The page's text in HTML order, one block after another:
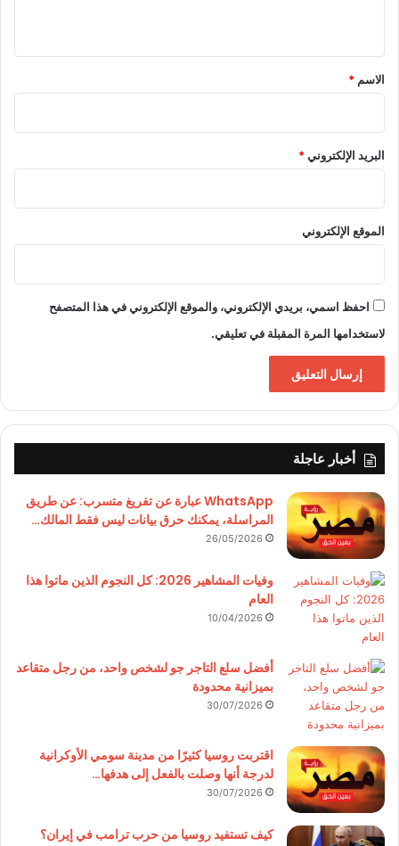
*
الاسم *
البريد الإلكتروني*
الموقع الإلكتروني
احفظ اسمي، بريدي الإلكتروني، والموقع الإلكتروني في هذا المتصفح
لاستخدامها المرة المقبلة في تعليقي.
أخبار عاجلة
WhatsApp عبارة عن تفريغ متسرب: عن طريق
المراسلة، يمكنك حرق بيانات ليس فقط المالك…
26/05/2026
وفيات المشاهير 2026: كل النجوم الذين ماتوا هذا
العام
10/04/2026
أفضل سلع التاجر جو لشخص واحد، من رجل متقاعد
بميزانية محدودة
30/07/2026
اقتربت روسيا كثيرًا من مدينة سومي الأوكرانية
لدرجة أنها وصلت بالفعل إلى هدفها…
30/07/2026
كيف تستفيد روسيا من حرب ترامب في إيران؟